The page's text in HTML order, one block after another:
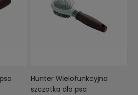
Hunter Wielofunkcyjna
szczotka dla psa